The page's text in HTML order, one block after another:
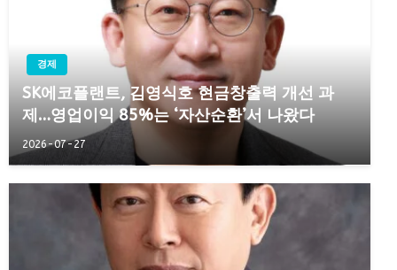
경제
SK에코플랜트, 김영식호 현금창출력 개선 과
제…영업이익 85%는 ‘자산순환’서 나왔다
2026-07-27